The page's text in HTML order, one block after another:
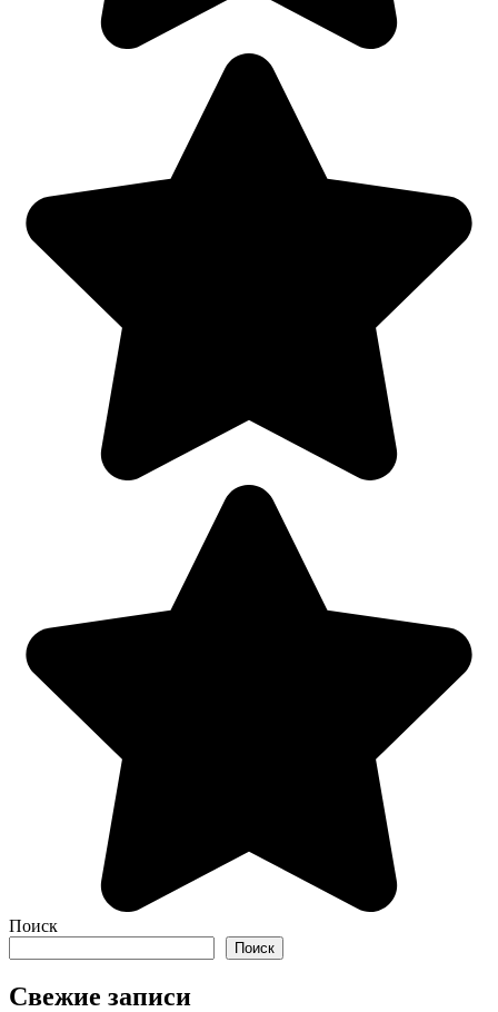
Поиск
Поиск
Свежие записи